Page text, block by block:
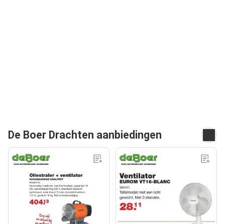
De Boer Drachten aanbiedingen